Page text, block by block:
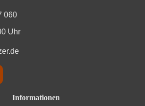
060
Uhr
Informationen